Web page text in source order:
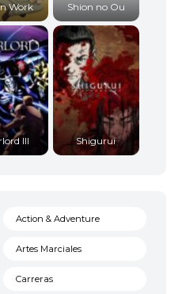
Work Shion no Ou
III Shigurui
Action & Adventure
Artes Marciales
Carreras